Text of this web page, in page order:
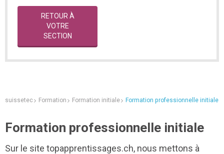
RETOUR À
VOTRE
SECTION
suissetec Formation Formation initiale Formation professionnelle initiale
Formation professionnelle initiale
Sur le site topapprentissages.ch, nous mettons à